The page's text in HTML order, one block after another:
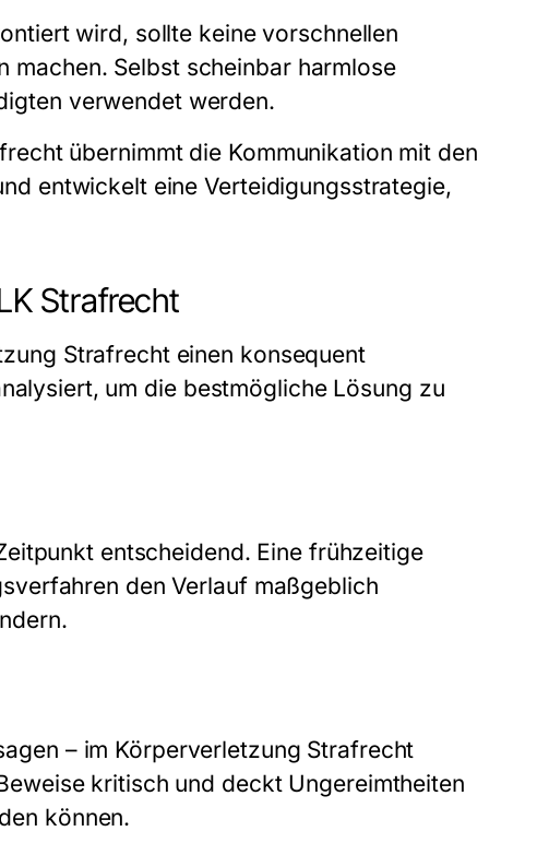
wird, sollte keine vorschnellen
machen. Selbst scheinbar harmlose
verwendet werden.
übernimmt die Kommunikation mit den
entwickelt eine Verteidigungsstrategie,
Strafrecht
Strafrecht einen konsequent
um die bestmögliche Lösung zu
entscheidend. Eine frühzeitige
den Verlauf maßgeblich
– im Körperverletzung Strafrecht
kritisch und deckt Ungereimtheiten
können.